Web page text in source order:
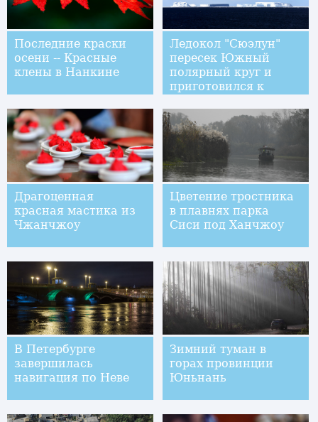
Последние краски
осени -- Красные
клены в Нанкине
Ледокол "Сюэлун"
пересек Южный
полярный круг и
приготовился к
Драгоценная
красная мастика из
Чжанчжоу
Цветение тростника
в плавнях парка
Сиси под Ханчжоу
В Петербурге
завершилась
навигация по Неве
Зимний туман в
горах провинции
Юньнань